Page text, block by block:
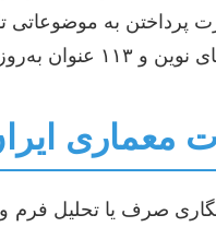
پرداختن به
ایران می‌پردازد.
معماری
صرف یا تحلیل